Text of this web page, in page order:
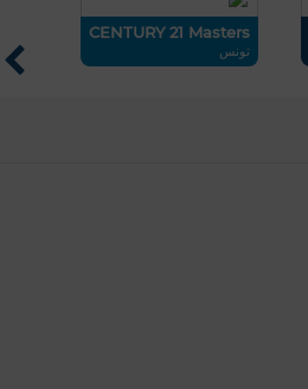
CENTURY 21 Masters
تونس